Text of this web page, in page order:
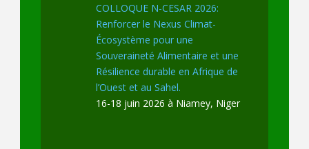
COLLOQUE N-CESAR 2026:
Renforcer le Nexus Climat-
Écosystème pour une
Souveraineté Alimentaire et une
Résilience durable en Afrique de
l’Ouest et au Sahel.
16-18 juin 2026 à Niamey, Niger